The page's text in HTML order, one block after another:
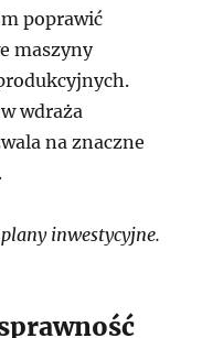
poprawić
maszyny
wdraża
na znaczne
inwestycyjne.